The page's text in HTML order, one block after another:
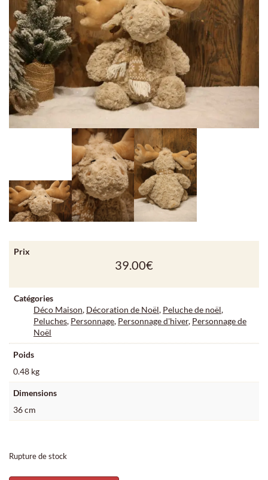
Prix
39.00€
Catégories
Déco Maison, Décoration de Noël, Peluche de noël,
Peluches, Personnage, Personnage d'hiver, Personnage de
Noël
Poids
0.48 kg
Dimensions
36 cm
Rupture de stock